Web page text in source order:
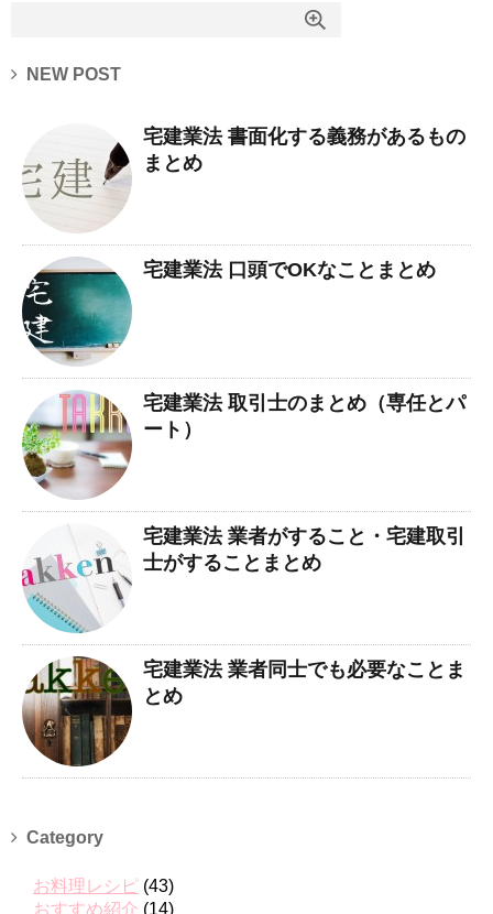
NEW POST
宅建業法 書面化する義務があるもの
まとめ
宅建業法 口頭でOKなことまとめ
宅建業法 取引士のまとめ（専任とパ
ート）
宅建業法 業者がすること・宅建取引
士がすることまとめ
宅建業法 業者同士でも必要なことま
とめ
Category
お料理レシピ (43)
おすすめ紹介 (14)